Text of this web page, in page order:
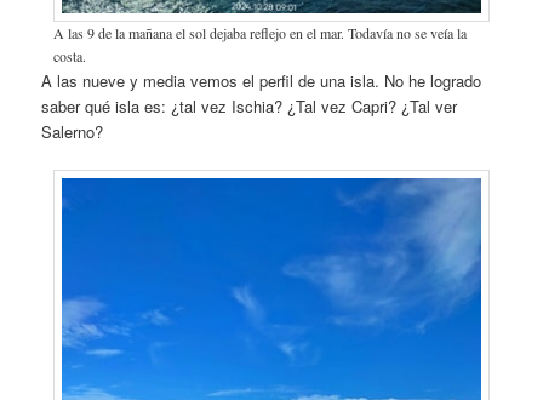
A las 9 de la mañana el sol dejaba reflejo en el mar. Todavía no se veía la
costa.
A las nueve y media vemos el perfil de una isla. No he logrado
saber qué isla es: ¿tal vez Ischia? ¿Tal vez Capri? ¿Tal ver
Salerno?